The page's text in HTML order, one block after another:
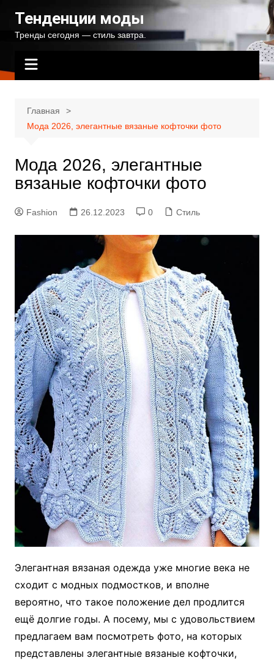
содержимому
Тенденции моды
Тренды сегодня — стиль завтра.
Главная
Мода 2026, элегантные вязаные кофточки фото
Мода 2026, элегантные
вязаные кофточки фото
Fashion 26.12.2023 0 Стиль
Элегантная вязаная одежда уже многие века не
сходит с модных подмостков, и вполне
вероятно, что такое положение дел продлится
ещё долгие годы. А посему, мы с удовольствием
предлагаем вам посмотреть фото, на которых
представлены элегантные вязаные кофточки,